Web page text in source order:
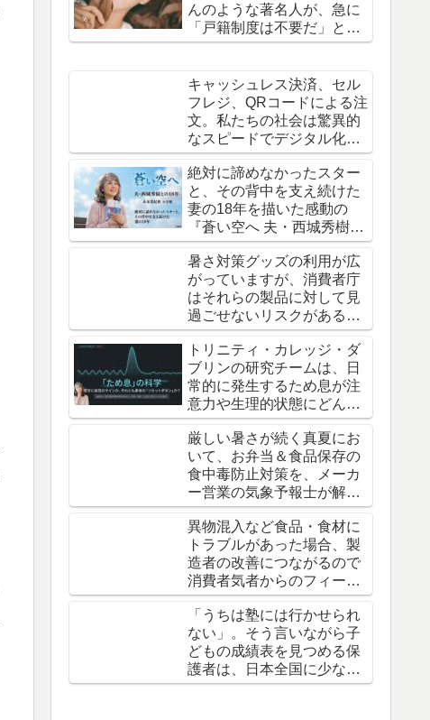
んのような著名人が、急に
「戸籍制度は不要だ」と発
言し、議論を呼んでいま
キャッシュレス決済、セル
フレジ、QRコードによる注
文。私たちの社会は驚異的
なスピードでデジタル化し
て「効率化」に進んでいま
すが……
絶対に諦めなかったスター
と、その背中を支え続けた
妻の18年を描いた感動の
『蒼い空へ 夫・西城秀樹と
の18年』（木本美紀著、小
学館）
暑さ対策グッズの利用が広
がっていますが、消費者庁
はそれらの製品に対して見
過ごせないリスクがあると
注意を呼びかけています。
トリニティ・カレッジ・ダ
ブリンの研究チームは、日
常的に発生するため息が注
意力や生理的状態にどんな
影響を及ぼすかを調査しま
した。
厳しい暑さが続く真夏にお
いて、お弁当＆食品保存の
食中毒防止対策を、メーカ
ー営業の気象予報士が解説
しているニュースが話題で
す。
異物混入など食品・食材に
トラブルがあった場合、製
造者の改善につながるので
消費者気者からのフィード
バックは行ったほうがいい
という話
「うちは塾には行かせられ
ない」。そう言いながら子
どもの成績表を見つめる保
護者は、日本全国に少なく
ありません。